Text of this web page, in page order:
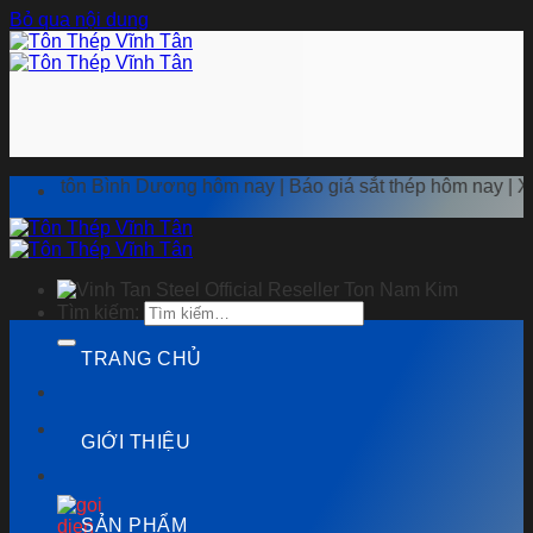
Bỏ qua nội dung
Dương hôm nay | Báo giá sắt thép hôm nay | Xưởng tôn
Tìm kiếm:
TRANG CHỦ
GIỚI THIỆU
SẢN PHẨM